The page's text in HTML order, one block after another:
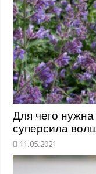
Для чего
суперсила